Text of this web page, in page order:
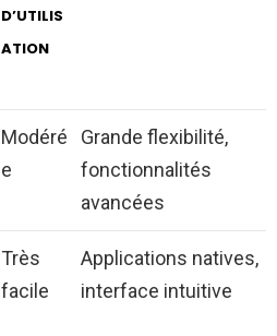
D’UTILIS
ATION
Modéré
e
Grande flexibilité,
fonctionnalités
avancées
Très
facile
Applications natives,
interface intuitive